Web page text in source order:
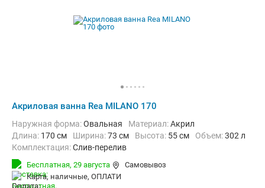
Акриловая ванна Rea MILANO 170
Наружная форма:Овальная Материал:Акрил
Длина: 170 см Ширина:73 см Высота: 55 см Объем:302 л
Комплектация:Слив-перелив
Бесплатная, 29 августа
Самовывоз
карта, наличные, ОПЛАТИ